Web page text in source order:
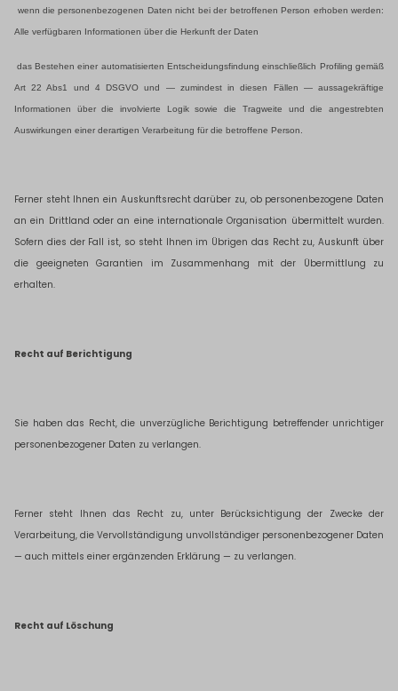
wenn die personenbezogenen Daten nicht bei der betroffenen Person erhoben werden:
Alle verfügbaren Informationen über die Herkunft der Daten
das Bestehen einer automatisierten Entscheidungsfindung einschließlich Profiling gemäß
Art 22 Abs1 und 4 DSGVO und — zumindest in diesen Fällen — aussagekräftige
Informationen über die involvierte Logik sowie die Tragweite und die angestrebten
Auswirkungen einer derartigen Verarbeitung für die betroffene Person.
Ferner steht Ihnen ein Auskunftsrecht darüber zu, ob personenbezogene Daten
an ein Drittland oder an eine internationale Organisation übermittelt wurden.
Sofern dies der Fall ist, so steht Ihnen im Übrigen das Recht zu, Auskunft über
die geeigneten Garantien im Zusammenhang mit der Übermittlung zu
erhalten.
Recht auf Berichtigung
Sie haben das Recht, die unverzügliche Berichtigung betreffender unrichtiger
personenbezogener Daten zu verlangen.
Ferner steht Ihnen das Recht zu, unter Berücksichtigung der Zwecke der
Verarbeitung, die Vervollständigung unvollständiger personenbezogener Daten
— auch mittels einer ergänzenden Erklärung — zu verlangen.
Recht auf Löschung